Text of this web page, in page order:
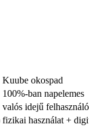
Kuube okospad
100%-ban napelemes
valós idejű
fizikai használat +